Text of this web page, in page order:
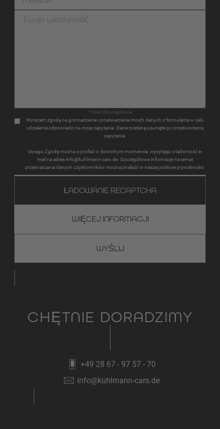
* Pole obowiązkowe
Wyrażam zgodę na gromadzenie i przetwarzanie moich danych z formularza w celu
udzielenia odpowiedzi na moje zapytanie. Dane zostaną usunięte po przetworzeniu
zapytania.
Uwaga: Zgodę można wycofać w dowolnym momencie, wysyłając wiadomość e-
mail na adres info@kuhlmann-cars.de. Szczegółowe informacje na temat
przetwarzania danych użytkowników można znaleźć w naszej polityce prywatności.
ŁADOWANIE RECAPTCHA
WIĘCEJ INFORMACJI
CHĘTNIE DORADZIMY
+49 28 67 - 97 57 - 70
info@kuhlmann-cars.de